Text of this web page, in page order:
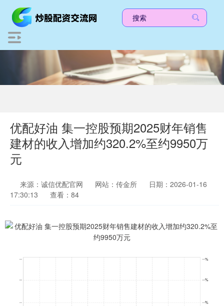
优配好油 集一控股预期2025财年销售
建材的收入增加约320.2%至约9950万
元
来源：诚信优配官网 网站：传金所
日期：2026-01-16
17:30:13
查看：84